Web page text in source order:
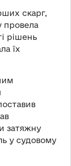
скарг,
провела
рішень
їх
затяжну
у судовому